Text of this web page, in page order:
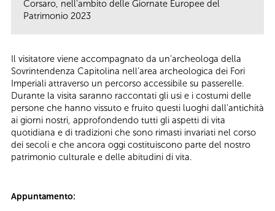
Corsaro, nell'ambito delle Giornate Europee del
Patrimonio 2023
Il visitatore viene accompagnato da un’archeologa della
Sovrintendenza Capitolina nell’area archeologica dei Fori
Imperiali attraverso un percorso accessibile su passerelle.
Durante la visita saranno raccontati gli usi e i costumi delle
persone che hanno vissuto e fruito questi luoghi dall’antichità
ai giorni nostri, approfondendo tutti gli aspetti di vita
quotidiana e di tradizioni che sono rimasti invariati nel corso
dei secoli e che ancora oggi costituiscono parte del nostro
patrimonio culturale e delle abitudini di vita.
Appuntamento: